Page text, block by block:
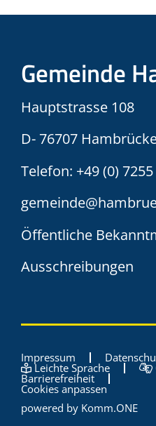
Gemeinde
Hauptstrasse 108
D- 76707
Telefon: +49 (0)
Öffentliche
Ausschreibungen
Impressum
Leichte Sprache
Barrierefreiheit
Cookies anpassen
powered by Komm.ONE